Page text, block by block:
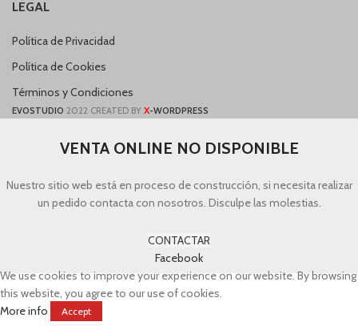
LEGAL
Política de Privacidad
Política de Cookies
Términos y Condiciones
EVOSTUDIO 2022 CREATED BY X-WORDPRESS
VENTA ONLINE NO DISPONIBLE
Nuestro sitio web está en proceso de construcción, si necesita realizar
un pedido contacta con nosotros. Disculpe las molestias.
CONTACTAR
Facebook
We use cookies to improve your experience on our website. By browsing
this website, you agree to our use of cookies.
More info
Accept